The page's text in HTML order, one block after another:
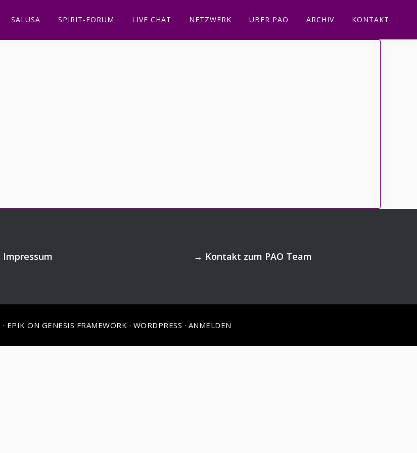
SALUSA SPIRIT-FORUM LIVE CHAT NETZWERK ÜBER PAO ARCHIV KONTAKT
Impressum → Kontakt zum PAO Team
EPIK ON GENESIS FRAMEWORK · WORDPRESS · ANMELDEN